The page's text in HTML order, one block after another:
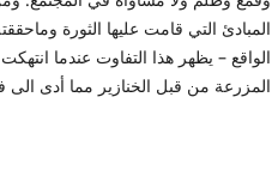
المبادئ التي قامت عليها الثورة
الواقع – يظهر هذا التفاوت عندما
المزرعة من قبل الخنازير مما أدى